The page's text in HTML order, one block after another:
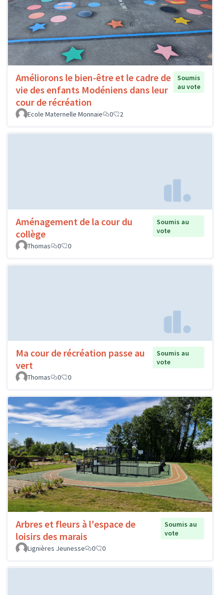
Améliorons le bien-être et le cadre de
vie des enfants Modéniens dans leur
cour de récréation
Soumis
au vote
Ecole Maternelle Monnaie 0 2
Aménagement de la cour du
collège
Soumis au
vote
Thomas
0 0
Ma cour de récréation passe au
vert
Soumis au
vote
Thomas
0 0
Arbres et fleurs à l'espace de
loisirs des marais
Soumis au
vote
Lignières Jeunesse
0 0